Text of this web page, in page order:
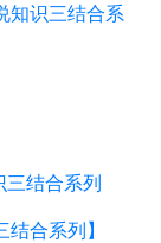
知识三结合系
三结合系列
合系列】